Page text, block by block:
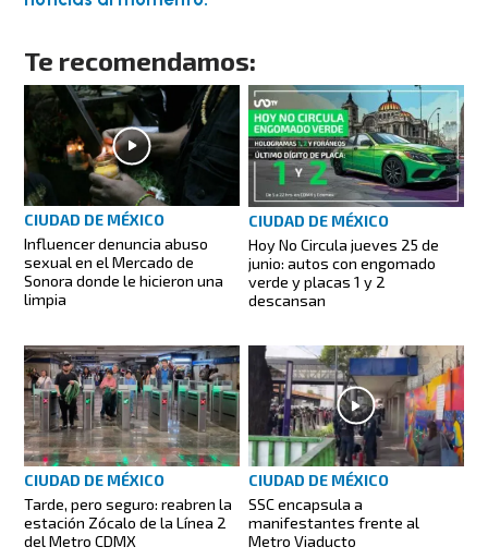
Te recomendamos:
CIUDAD DE MÉXICO
Influencer denuncia abuso
sexual en el Mercado de
Sonora donde le hicieron una
limpia
CIUDAD DE MÉXICO
Hoy No Circula jueves 25 de
junio: autos con engomado
verde y placas 1 y 2
descansan
CIUDAD DE MÉXICO
Tarde, pero seguro: reabren la
estación Zócalo de la Línea 2
del Metro CDMX
CIUDAD DE MÉXICO
SSC encapsula a
manifestantes frente al
Metro Viaducto